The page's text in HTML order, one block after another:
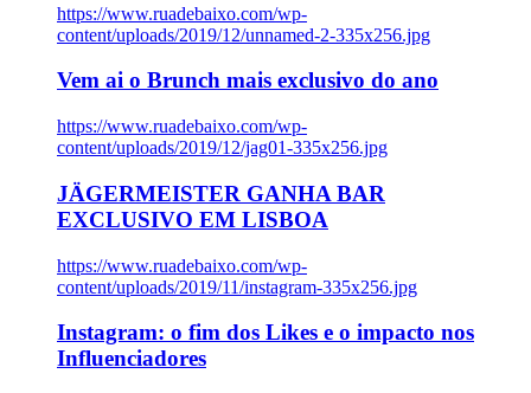
https://www.ruadebaixo.com/wp-
content/uploads/2019/12/unnamed-2-335x256.jpg
Vem ai o Brunch mais exclusivo do ano
https://www.ruadebaixo.com/wp-
content/uploads/2019/12/jag01-335x256.jpg
JÄGERMEISTER GANHA BAR
EXCLUSIVO EM LISBOA
https://www.ruadebaixo.com/wp-
content/uploads/2019/11/instagram-335x256.jpg
Instagram: o fim dos Likes e o impacto nos
Influenciadores